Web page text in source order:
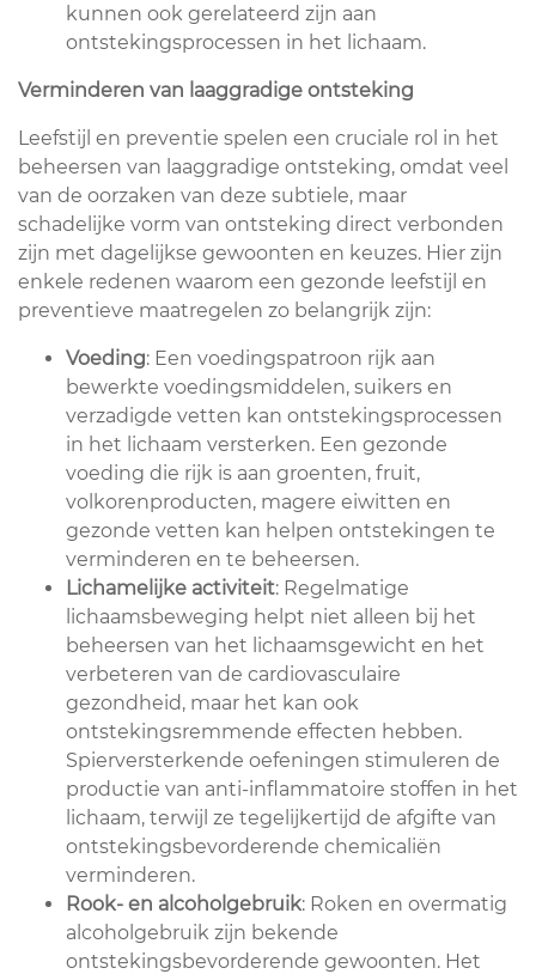
kunnen ook gerelateerd zijn aan
ontstekingsprocessen in het lichaam.
Verminderen van laaggradige ontsteking
Leefstijl en preventie spelen een cruciale rol in het
beheersen van laaggradige ontsteking, omdat veel
van de oorzaken van deze subtiele, maar
schadelijke vorm van ontsteking direct verbonden
zijn met dagelijkse gewoonten en keuzes. Hier zijn
enkele redenen waarom een gezonde leefstijl en
preventieve maatregelen zo belangrijk zijn:
Voeding: Een voedingspatroon rijk aan
bewerkte voedingsmiddelen, suikers en
verzadigde vetten kan ontstekingsprocessen
in het lichaam versterken. Een gezonde
voeding die rijk is aan groenten, fruit,
volkorenproducten, magere eiwitten en
gezonde vetten kan helpen ontstekingen te
verminderen en te beheersen.
Lichamelijke activiteit: Regelmatige
lichaamsbeweging helpt niet alleen bij het
beheersen van het lichaamsgewicht en het
verbeteren van de cardiovasculaire
gezondheid, maar het kan ook
ontstekingsremmende effecten hebben.
Spierversterkende oefeningen stimuleren de
productie van anti-inflammatoire stoffen in het
lichaam, terwijl ze tegelijkertijd de afgifte van
ontstekingsbevorderende chemicaliën
verminderen.
Rook- en alcoholgebruik: Roken en overmatig
alcoholgebruik zijn bekende
ontstekingsbevorderende gewoonten. Het